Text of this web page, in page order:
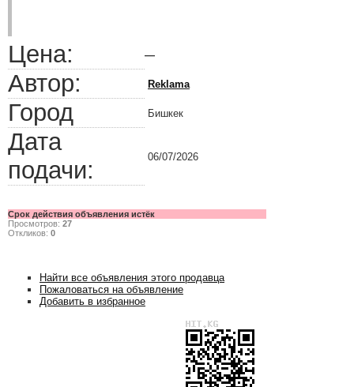
Цена: —
Автор: Reklama
Город Бишкек
Дата
подачи:
06/07/2026
Срок действия объявления истёк
Просмотров: 27
Откликов: 0
Найти все объявления этого продавца
Пожаловаться на объявление
Добавить в избранное